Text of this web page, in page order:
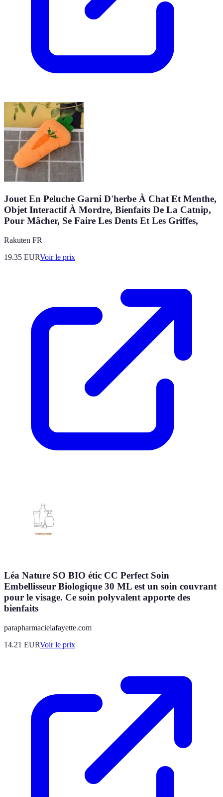
Jouet En Peluche Garni D'herbe À Chat Et Menthe,
Objet Interactif À Mordre, Bienfaits De La Catnip,
Pour Mâcher, Se Faire Les Dents Et Les Griffes,
Rakuten FR
19.35 EURVoir le prix
Léa Nature SO BIO étic CC Perfect Soin
Embellisseur Biologique 30 ML est un soin couvrant
pour le visage. Ce soin polyvalent apporte des
bienfaits
parapharmacielafayette.com
14.21 EURVoir le prix